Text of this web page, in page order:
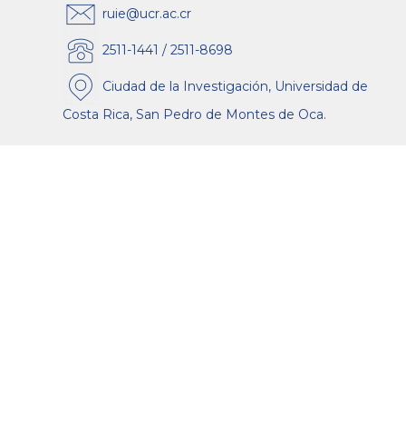
ruie@ucr.ac.cr
2511-1441 / 2511-8698
Ciudad de la Investigación, Universidad de
Costa Rica, San Pedro de Montes de Oca.